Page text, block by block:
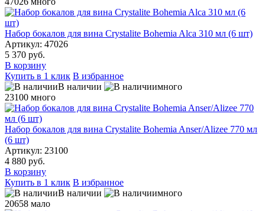
Набор бокалов для вина Crystalite Bohemia Alca 310 мл (6 шт)
Артикул: 47026
5 370 руб.
В корзину
Купить в 1 клик В избранное
В наличии
много
23100 много
Набор бокалов для вина Crystalite Bohemia Anser/Alizee 770 мл
(6 шт)
Артикул: 23100
4 880 руб.
В корзину
Купить в 1 клик В избранное
В наличии
много
20658 мало